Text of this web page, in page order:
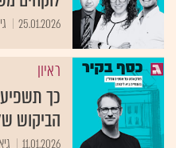
25.01.2026
ראיון
כך
הביקוש
11.01.2026